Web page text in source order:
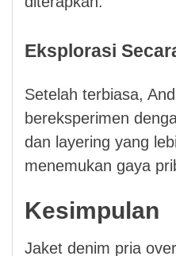
Eksplorasi
Setelah terbiasa,
bereksperimen
dan layering yang
menemukan gaya
Kesimpulan
Jaket denim pria